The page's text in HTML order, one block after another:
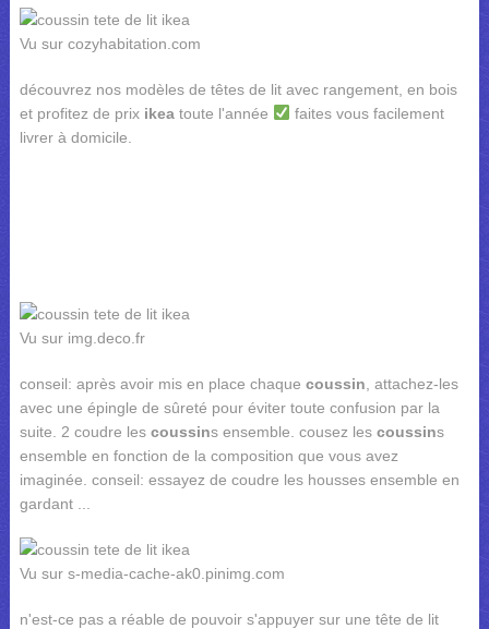
Vu sur cozyhabitation.com
découvrez nos modèles de têtes de lit avec rangement, en bois
et profitez de prix ikeatoute l'année
faites vous facilement
livrer à domicile.
Vu sur img.deco.fr
conseil: après avoir mis en place chaque coussin , attachez-les
avec une épingle de sûreté pour éviter toute confusion par la
suite. 2 coudre les coussins ensemble. cousez les coussins
ensemble en fonction de la composition que vous avez
imaginée. conseil: essayez de coudre les housses ensemble en
gardant ...
Vu sur s-media-cache-ak0.pinimg.com
n'est-ce pas a réable de pouvoir s'appuyer sur une tête de lit